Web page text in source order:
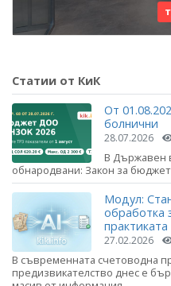
Статии от КиК
От
болнични
28.07.2026
В Държавен
обнародвани: Закон за
Модул:
обработка
практиката
27.02.2026
В съвременната счетоводна
предизвикателство днес е